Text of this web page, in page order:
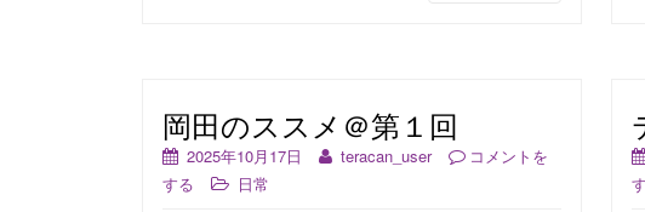
岡田のススメ＠第１回
2025年10月17日 teracan_user
コメントを
する
日常